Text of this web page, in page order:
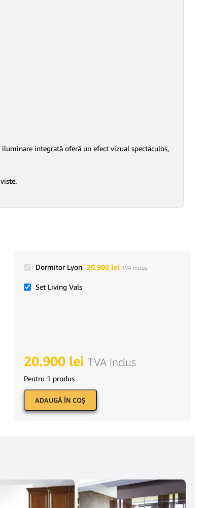
integrată oferă un efect vizual spectaculos,
Dormitor Lyon 20.900 lei TVA Inclus
Set Living Vals
20.900 lei TVA Inclus
Pentru 1 produs
ADAUGĂ ÎN COŞ